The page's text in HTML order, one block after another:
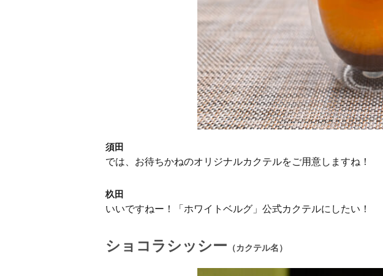
須田
では、お待ちかねのオリジナルカクテルをご用意しますね！
杦田
いいですねー！「ホワイトベルグ」公式カクテルにしたい！
ショコラシッシー （カクテル名）